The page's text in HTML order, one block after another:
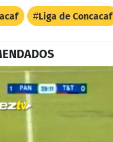
Liga de Concacaf